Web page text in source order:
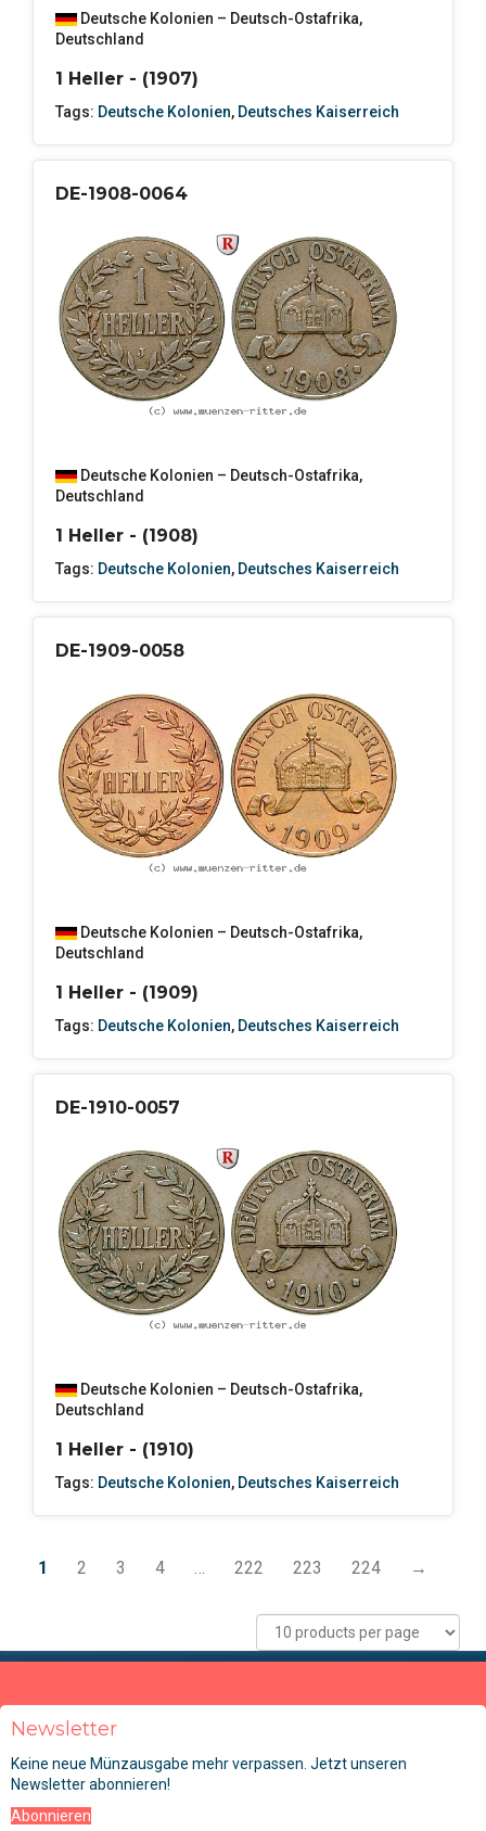
Deutsche Kolonien – Deutsch-Ostafrika,
Deutschland
1 Heller - (1907)
Tags: Deutsche Kolonien, Deutsches Kaiserreich
DE-1908-0064
Deutsche Kolonien – Deutsch-Ostafrika,
Deutschland
1 Heller - (1908)
Tags: Deutsche Kolonien, Deutsches Kaiserreich
DE-1909-0058
Deutsche Kolonien – Deutsch-Ostafrika,
Deutschland
1 Heller - (1909)
Tags: Deutsche Kolonien, Deutsches Kaiserreich
DE-1910-0057
Deutsche Kolonien – Deutsch-Ostafrika,
Deutschland
1 Heller - (1910)
Tags: Deutsche Kolonien, Deutsches Kaiserreich
1 2 3 4 222 223 224 →
Newsletter
Keine neue Münzausgabe mehr verpassen. Jetzt unseren
Newsletter abonnieren!
Abonnieren